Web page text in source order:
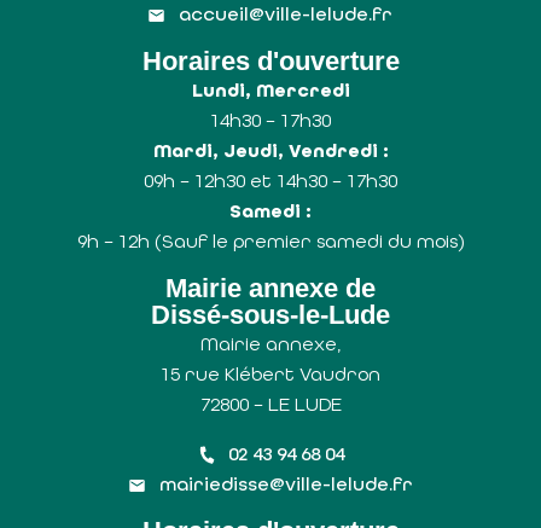
accueil@ville-lelude.fr
Horaires d'ouverture
Lundi, Mercredi
14h30 – 17h30
Mardi, Jeudi, Vendredi :
09h – 12h30 et 14h30 – 17h30
Samedi :
9h – 12h (Sauf le premier samedi du mois)
Mairie annexe de
Dissé-sous-le-Lude
Mairie annexe,
15 rue Klébert Vaudron
72800 – LE LUDE
02 43 94 68 04
mairiedisse@ville-lelude.fr